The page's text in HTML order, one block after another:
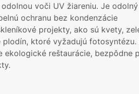
voči UV žiareniu. Je
ochranu bez kondenzácie
projekty, ako sú kvety,
ktoré vyžadujú fotosyntézu.
reštaurácie, bezpôdne